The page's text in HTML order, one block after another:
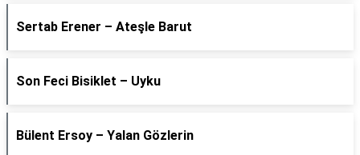
Sertab Erener – Ateşle Barut
Son Feci Bisiklet – Uyku
Bülent Ersoy – Yalan Gözlerin